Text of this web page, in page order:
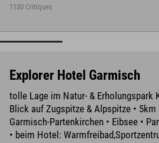
1130 Critiques
Explorer Hotel Garmisch
tolle Lage im Natur- & Erholungspark
Blick auf Zugspitze & Alpspitze • 5km
Garmisch-Partenkirchen • Eibsee •
• beim Hotel: